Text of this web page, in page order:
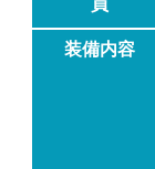
装備内容